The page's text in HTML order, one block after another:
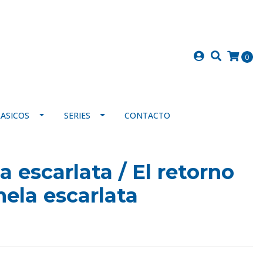
0
SERIES CONTACTO
escarlata / El retorno
escarlata